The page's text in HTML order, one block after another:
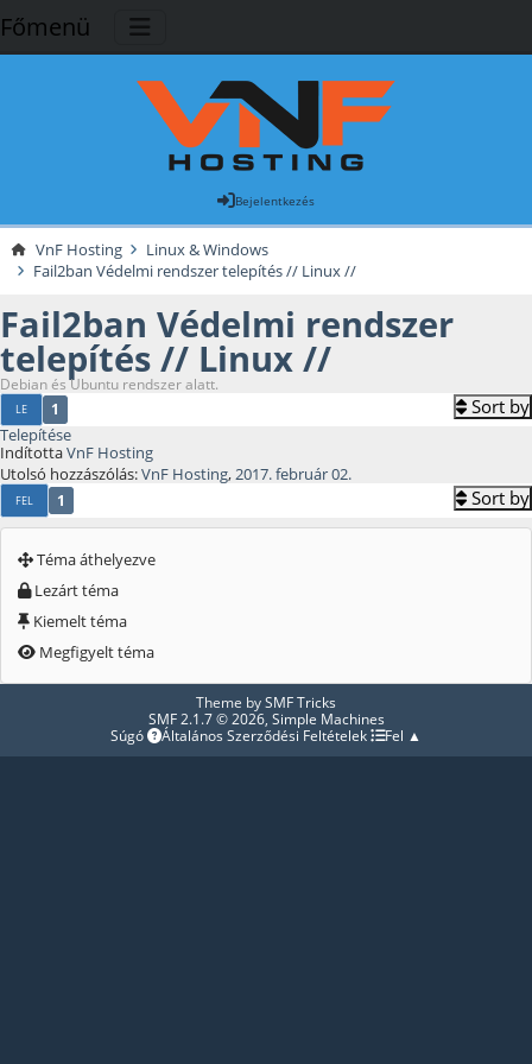
Főmenü
Bejelentkezés
VnF Hosting
Linux & Windows
Fail2ban Védelmi rendszer telepítés // Linux //
Fail2ban Védelmi rendszer
telepítés // Linux //
Debian és Ubuntu rendszer alatt.
LE 1 Sort by
Telepítése
IndítottaVnF Hosting
Utolsó hozzászólás:VnF Hosting,2017. február 02.
FEL 1 Sort by
Téma áthelyezve
Lezárt téma
Kiemelt téma
Megfigyelt téma
Theme bySMF Tricks
SMF 2.1.7 © 2026, Simple Machines
Súgó
Általános Szerződési Feltételek Fel ▲